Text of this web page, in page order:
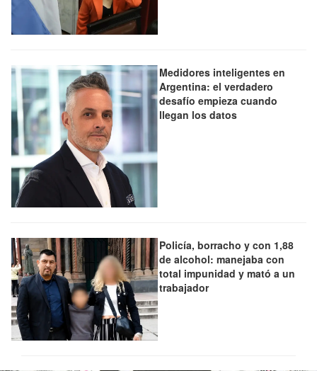
Medidores inteligentes en
Argentina: el verdadero
desafío empieza cuando
llegan los datos
Policía, borracho y con 1,88
de alcohol: manejaba con
total impunidad y mató a un
trabajador